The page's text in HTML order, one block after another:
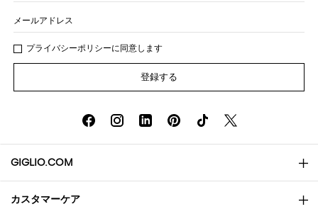
メールアドレス
プライバシーポリシーに同意します
登録する
GIGLIO.COM
会社概要
カスタマーケア